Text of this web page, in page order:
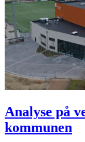
Analyse på
kommunen